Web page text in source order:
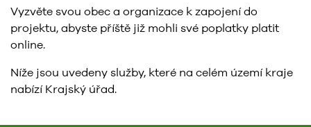
Vyzvěte svou obec a organizace k zapojení do
projektu, abyste příště již mohli své poplatky platit
online.
Níže jsou uvedeny služby, které na celém území kraje
nabízí Krajský úřad.